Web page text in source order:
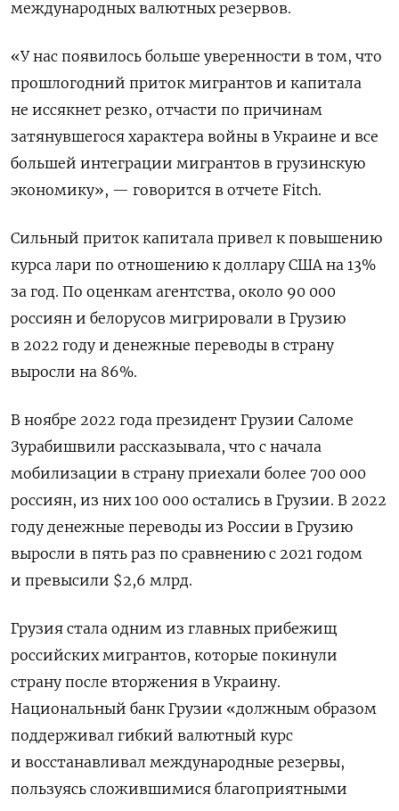
международных валютных резервов.
«У нас появилось больше уверенности в том, что
прошлогодний приток мигрантов и капитала
не иссякнет резко, отчасти по причинам
затянувшегося характера войны в Украине и все
большей интеграции мигрантов в грузинскую
экономику», — говорится в отчете Fitch.
Сильный приток капитала привел к повышению
курса лари по отношению к доллару США на 13%
за год. По оценкам агентства, около 90 000
россиян и белорусов мигрировали в Грузию
в 2022 году и денежные переводы в страну
выросли на 86%.
В ноябре 2022 года президент Грузии Саломе
Зурабишвили рассказывала, что с начала
мобилизации в страну приехали более 700 000
россиян, из них 100 000 остались в Грузии. В 2022
году денежные переводы из России в Грузию
выросли в пять раз по сравнению с 2021 годом
и превысили $2,6 млрд.
Грузия стала одним из главных прибежищ
российских мигрантов, которые покинули
страну после вторжения в Украину.
Национальный банк Грузии «должным образом
поддерживал гибкий валютный курс
и восстанавливал международные резервы,
пользуясь сложившимися благоприятными